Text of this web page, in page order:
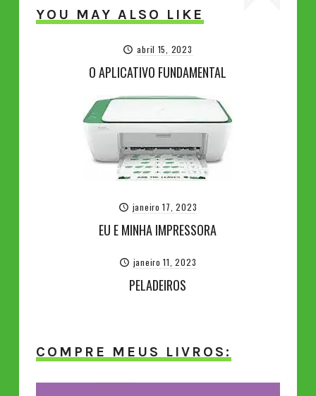
YOU MAY ALSO LIKE
abril 15, 2023
O APLICATIVO FUNDAMENTAL
janeiro 17, 2023
EU E MINHA IMPRESSORA
janeiro 11, 2023
PELADEIROS
COMPRE MEUS LIVROS: